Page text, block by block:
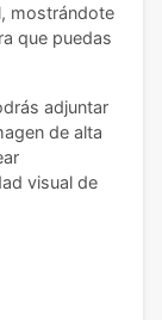
mostrándote
que puedas
adjuntar
de alta
visual de